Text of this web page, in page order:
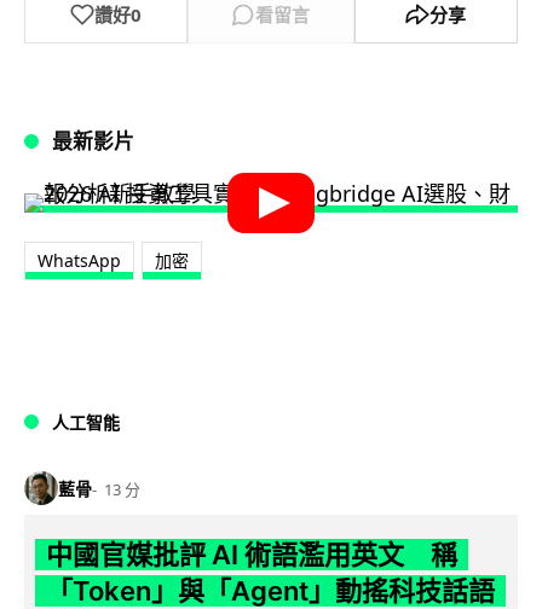
讚好0 看留言 分享
最新影片
WhatsApp 加密
人工智能
藍骨 13 分
中國官媒批評 AI 術語濫用英文 稱
「Token」與「Agent」動搖科技話語